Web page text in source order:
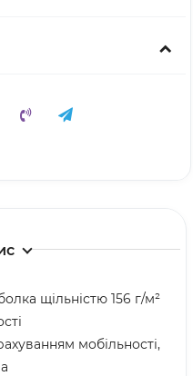
щільністю 156 г/м²
мобільності,